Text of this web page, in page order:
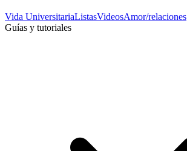
Vida UniversitariaListasVideosAmor/relaciones
Guías y tutoriales